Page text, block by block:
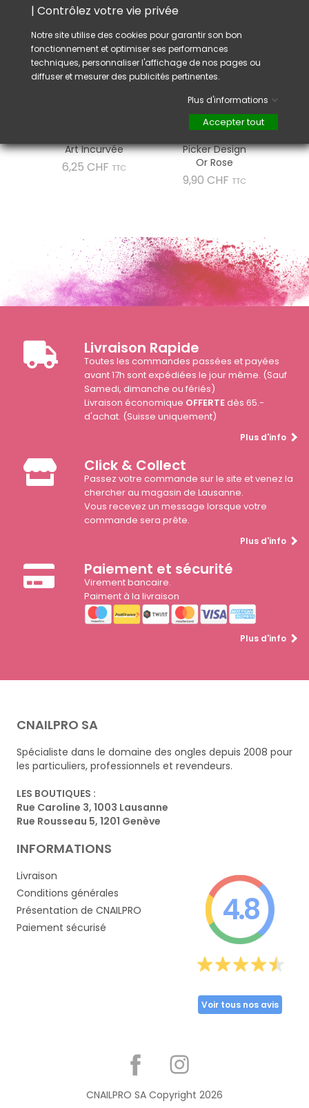
Art Incurvée
6,25 CHF Prix
TTC
Picker Design
Or Rose
9,90 CHF Prix
TTC
Livraison Rapide
Toutes les commandes passées et payées
avant 17h sont expédiées le jour même. (Sauf
Samedi, dimanche ou fériés)
Livraison économique OFFERTEdès 65.-
d'achat. (Suisse uniquement)
Plus d'info
Click & Collect
Passez votre commande sur le site et venez la
chercher au magasin de Lausanne.
Vous recevez un message lorsque votre
commande sera prête.
Plus d'info
Paiement et sécurité
Virement bancaire.
Paiment à la livraison
Plus d'info
CNAILPRO SA
Spécialiste dans le domaine des ongles depuis 2008 pour
les particuliers, professionnels et revendeurs.
LES BOUTIQUES :
Rue Caroline 3, 1003 Lausanne
Rue Rousseau 5, 1201 Genève
INFORMATIONS
Livraison
Conditions générales
Présentation de CNAILPRO
Paiement sécurisé
4.8
Voir tous nos avis
CNAILPRO SA Copyright 2026
| Contrôlez votre vie privée
Notre site utilise des cookies pour garantir son bon
fonctionnement et optimiser ses performances
techniques, personnaliser l'affichage de nos pages ou
diffuser et mesurer des publicités pertinentes.
Plus d'informations
Accepter tout